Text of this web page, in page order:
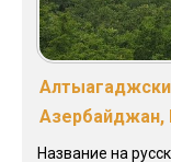
Азербайджан,
Название на